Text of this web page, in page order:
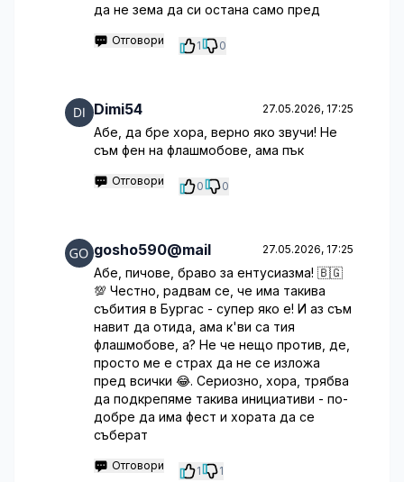
да не зема да си остана само пред
Отговори 1 0
Dimi54 27.05.2026, 17:25
Абе, да бре хора, верно яко звучи! Не
съм фен на флашмобове, ама пък
Отговори 0 0
gosho590@mail 27.05.2026, 17:25
Абе, пичове, браво за ентусиазма! 🇧🇬
💯 Честно, радвам се, че има такива
събития в Бургас - супер яко е! И аз съм
навит да отида, ама к'ви са тия
флашмобове, а? Не че нещо против, де,
просто ме е страх да не се изложа
пред всички 😂. Сериозно, хора, трябва
да подкрепяме такива инициативи - по-
добре да има фест и хората да се
съберат
Отговори 1 1